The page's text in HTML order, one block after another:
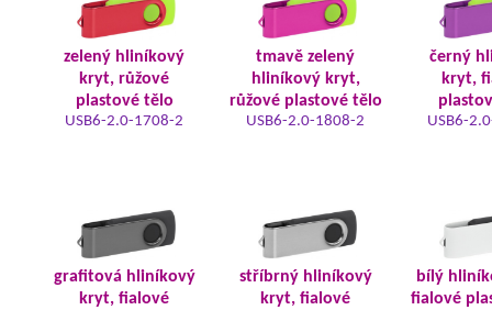
zelený hliníkový
kryt, růžové
plastové tělo
USB6-2.0-1708-2
tmavě zelený
hliníkový kryt,
růžové plastové tělo
USB6-2.0-1808-2
černý
kryt,
USB6-
grafitová hliníkový
kryt, fialové
stříbrný hliníkový
kryt, fialové
bílý
fialové